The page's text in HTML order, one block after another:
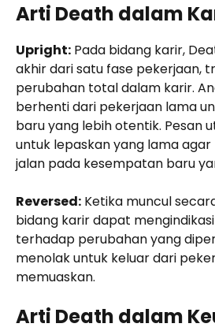
Arti Death dalam
Upright: Pada bidang karir,
akhir dari satu fase pekerjaan,
perubahan total dalam karir.
berhenti dari pekerjaan lama
baru yang lebih otentik. Pesan
untuk lepaskan yang lama
jalan pada kesempatan baru
Reversed: Ketika muncul
bidang karir dapat
terhadap perubahan yang
menolak untuk keluar dari
memuaskan.
Arti Death dalam